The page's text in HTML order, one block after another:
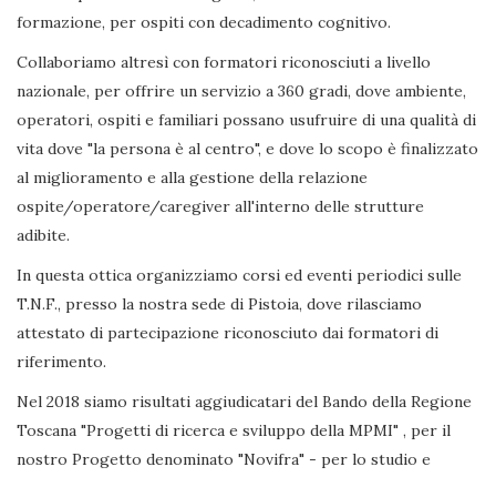
formazione, per ospiti con decadimento cognitivo.
Collaboriamo altresì con formatori riconosciuti a livello
nazionale, per offrire un servizio a 360 gradi, dove ambiente,
operatori, ospiti e familiari possano usufruire di una qualità di
vita dove "la persona è al centro", e dove lo scopo è finalizzato
al miglioramento e alla gestione della relazione
ospite/operatore/caregiver all'interno delle strutture
adibite.
In questa ottica organizziamo corsi ed eventi periodici sulle
T.N.F., presso la nostra sede di Pistoia, dove rilasciamo
attestato di partecipazione riconosciuto dai formatori di
riferimento.
Nel 2018 siamo risultati aggiudicatari del Bando della Regione
Toscana "Progetti di ricerca e sviluppo della MPMI" , per il
nostro Progetto denominato "Novifra" - per lo studio e